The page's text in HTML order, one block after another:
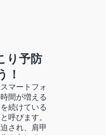
り予防
！
マートフォ
間が増える
続けている
呼びます。
され、肩甲